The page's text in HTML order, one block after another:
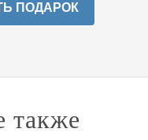
ПОДАРОК
также